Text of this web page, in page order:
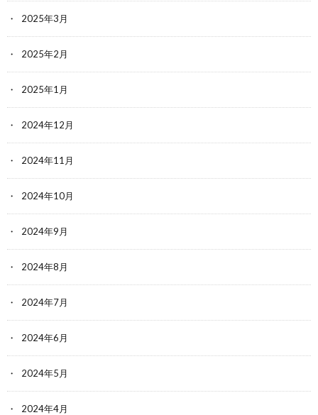
2025年3月
2025年2月
2025年1月
2024年12月
2024年11月
2024年10月
2024年9月
2024年8月
2024年7月
2024年6月
2024年5月
2024年4月